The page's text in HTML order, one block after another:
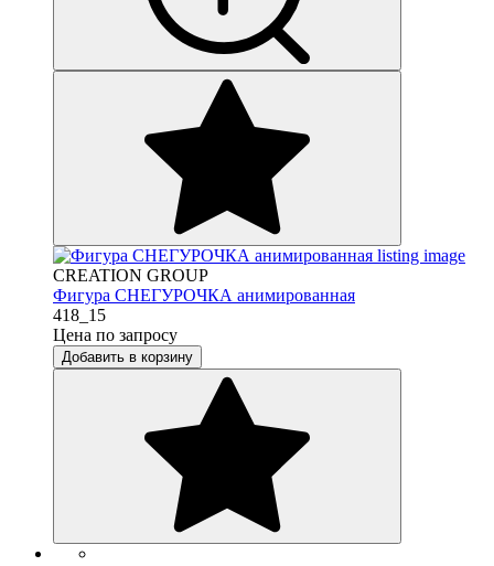
CREATION GROUP
Фигура СНЕГУРОЧКА анимированная
418_15
Цена по запросу
Добавить в корзину